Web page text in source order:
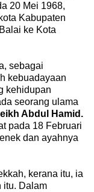
20 Mei 1968,
Kabupaten
ke Kota
sebagai
kebuadayaan
kehidupan
seorang ulama
Abdul Hamid.
pada 18 Februari
dan ayahnya
kerana itu, ia
itu. Dalam